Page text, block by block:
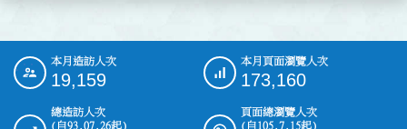
::: 本月造訪人次
19,159
本月頁面瀏覽人次
173,160
總造訪人次
(自93.07.26起)
頁面總瀏覽人次
(自105.7.15起)